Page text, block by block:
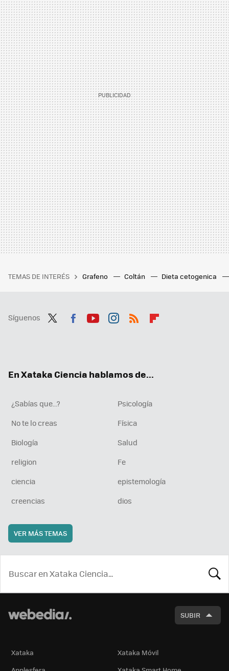
TEMAS DE INTERÉS Grafeno Coltán Dieta cetogenica
Síguenos
En Xataka Ciencia hablamos de...
¿Sabías que...?
Psicología
No te lo creas
Física
Biología
Salud
religion
Fe
ciencia
epistemología
creencias
dios
VER MÁS TEMAS
SUBIR
Xataka
Xataka Móvil